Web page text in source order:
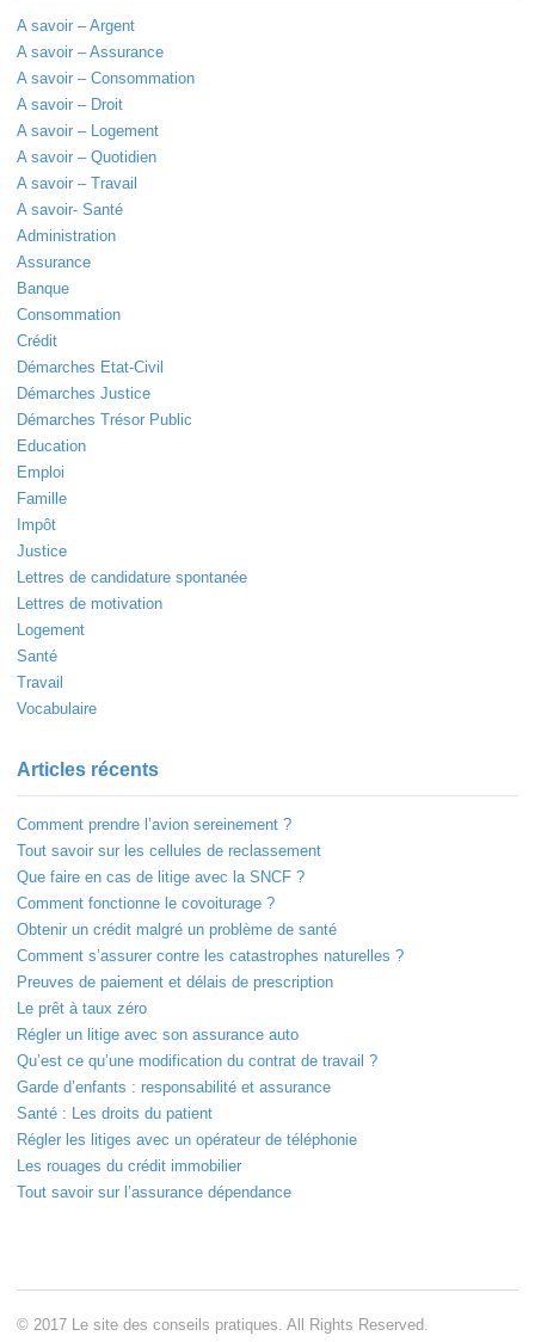
A savoir – Argent
A savoir – Assurance
A savoir – Consommation
A savoir – Droit
A savoir – Logement
A savoir – Quotidien
A savoir – Travail
A savoir- Santé
Administration
Assurance
Banque
Consommation
Crédit
Démarches Etat-Civil
Démarches Justice
Démarches Trésor Public
Education
Emploi
Famille
Impôt
Justice
Lettres de candidature spontanée
Lettres de motivation
Logement
Santé
Travail
Vocabulaire
Articles récents
Comment prendre l’avion sereinement ?
Tout savoir sur les cellules de reclassement
Que faire en cas de litige avec la SNCF ?
Comment fonctionne le covoiturage ?
Obtenir un crédit malgré un problème de santé
Comment s’assurer contre les catastrophes naturelles ?
Preuves de paiement et délais de prescription
Le prêt à taux zéro
Régler un litige avec son assurance auto
Qu’est ce qu’une modification du contrat de travail ?
Garde d’enfants : responsabilité et assurance
Santé : Les droits du patient
Régler les litiges avec un opérateur de téléphonie
Les rouages du crédit immobilier
Tout savoir sur l’assurance dépendance
© 2017 Le site des conseils pratiques. All Rights Reserved.